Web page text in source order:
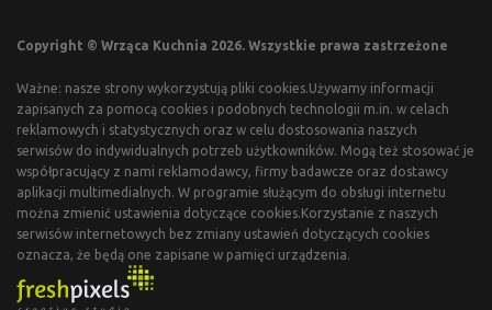
Copyright © Wrząca Kuchnia 2026. Wszystkie prawa zastrzeżone
Ważne: nasze strony wykorzystują pliki cookies.Używamy informacji
zapisanych za pomocą cookies i podobnych technologii m.in. w celach
reklamowych i statystycznych oraz w celu dostosowania naszych
serwisów do indywidualnych potrzeb użytkowników. Mogą też stosować je
współpracujący z nami reklamodawcy, firmy badawcze oraz dostawcy
aplikacji multimedialnych. W programie służącym do obsługi internetu
można zmienić ustawienia dotyczące cookies.Korzystanie z naszych
serwisów internetowych bez zmiany ustawień dotyczących cookies
oznacza, że będą one zapisane w pamięci urządzenia.